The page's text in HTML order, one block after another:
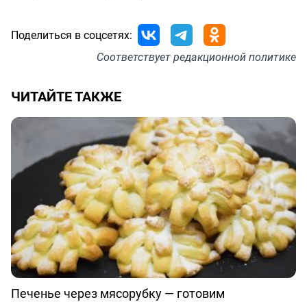
Поделиться в соцсетях:
Соответствуетредакционной политике
ЧИТАЙТЕ ТАКЖЕ
Печенье через мясорубку — готовим